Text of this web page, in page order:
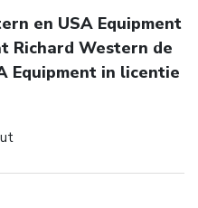
en USA Equipment
Richard Western de
Equipment in licentie